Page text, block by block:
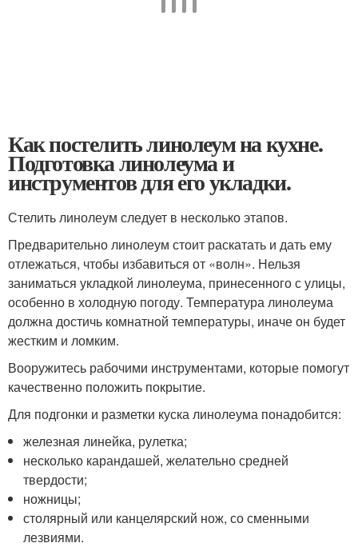
Как постелить линолеум на кухне.
Подготовка линолеума и
инструментов для его укладки.
Стелить линолеум следует в несколько этапов.
Предварительно линолеум стоит раскатать и дать ему
отлежаться, чтобы избавиться от «волн». Нельзя
заниматься укладкой линолеума, принесенного с улицы,
особенно в холодную погоду. Температура линолеума
должна достичь комнатной температуры, иначе он будет
жестким и ломким.
Вооружитесь рабочими инструментами, которые помогут
качественно положить покрытие.
Для подгонки и разметки куска линолеума понадобится:
железная линейка, рулетка;
несколько карандашей, желательно средней
твердости;
ножницы;
столярный или канцелярский нож, со сменными
лезвиями.